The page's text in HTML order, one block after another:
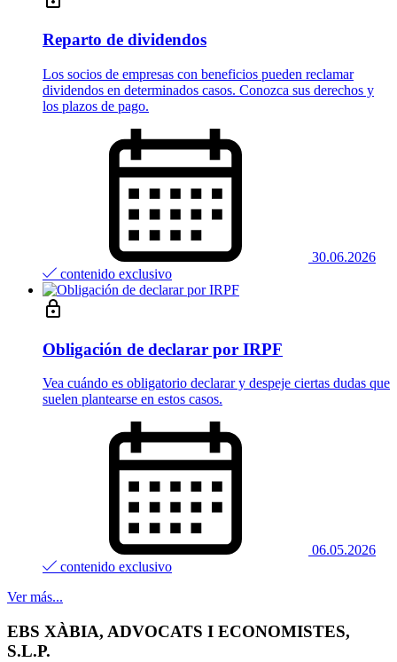
Reparto de dividendos
Los socios de empresas con beneficios pueden reclamar
dividendos en determinados casos. Conozca sus derechos y
los plazos de pago.
30.06.2026
contenido exclusivo
Obligación de declarar por IRPF
Vea cuándo es obligatorio declarar y despeje ciertas dudas que
suelen plantearse en estos casos.
06.05.2026
contenido exclusivo
Ver más...
EBS XÀBIA, ADVOCATS I ECONOMISTES,
S.L.P.